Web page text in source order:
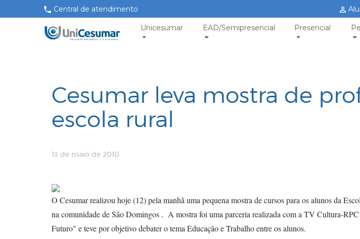
Central de atendimento
Unicesumar EAD/Semipresencial Presencial
Cesumar leva mostra de
escola rural
13 de maio de 2010
O Cesumar realizou hoje (12) pela manhã uma pequena mostra de cursos para os alunos da
na comunidade de São Domingos . A mostra foi uma parceria realizada com a TV Cultura-
Futuro" e teve por objetivo debater o tema Educação e Trabalho entre os alunos.